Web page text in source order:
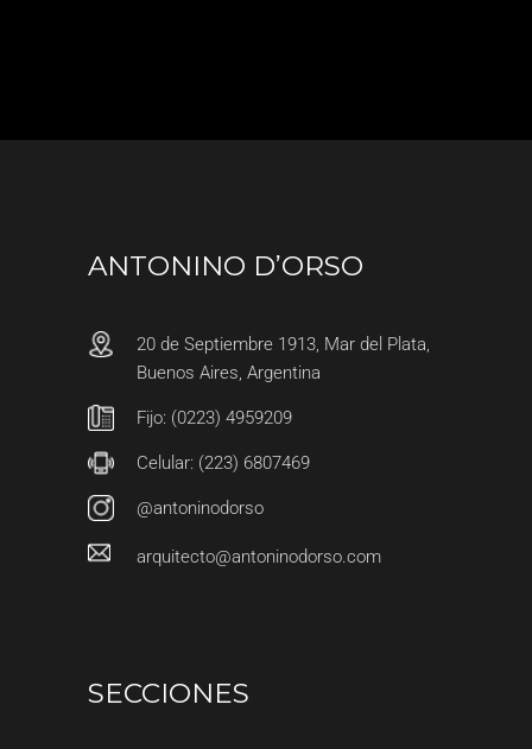
ANTONINO D’ORSO
20 de Septiembre 1913, Mar del Plata,
Buenos Aires, Argentina
Fijo: (0223) 4959209
Celular: (223) 6807469
@antoninodorso
arquitecto@antoninodorso.com
SECCIONES